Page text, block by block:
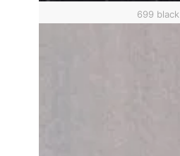
699 black